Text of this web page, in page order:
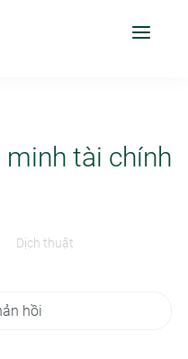
tài chính
Dịch thuật
hồi